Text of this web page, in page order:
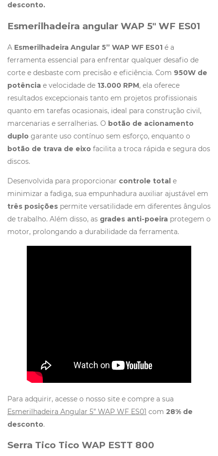
desconto.
Esmerilhadeira angular WAP 5″ WF ES01
A Esmerilhadeira Angular 5” WAP WF ES01 é a
ferramenta essencial para enfrentar qualquer desafio de
corte e desbaste com precisão e eficiência. Com 950W de
potência e velocidade de 13.000 RPM, ela oferece
resultados excepcionais tanto em projetos profissionais
quanto em tarefas ocasionais, ideal para construção civil,
marcenarias e serralherias. O botão de acionamento
duplo garante uso contínuo sem esforço, enquanto o
botão de trava de eixo facilita a troca rápida e segura dos
discos.
Desenvolvida para proporcionar controle total e
minimizar a fadiga, sua empunhadura auxiliar ajustável em
três posições permite versatilidade em diferentes ângulos
de trabalho. Além disso, as grades anti-poeira protegem o
motor, prolongando a durabilidade da ferramenta.
Para adquirir, acesse o nosso site e compre a sua
Esmerilhadeira Angular 5” WAP WF ES01 com 28% de
desconto.
Serra Tico Tico WAP ESTT 800